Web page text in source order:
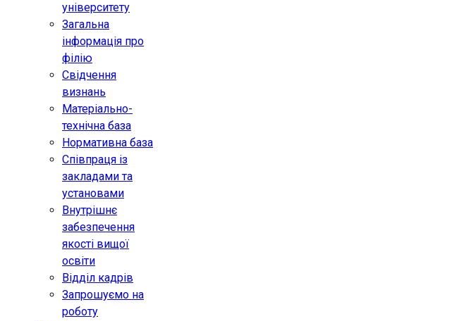
університету
Загальна
інформація про
філію
Свідчення
визнань
Матеріально-
технічна база
Нормативна база
Співпраця із
закладами та
установами
Внутрішнє
забезпечення
якості вищої
освіти
Відділ кадрів
Запрошуємо на
роботу